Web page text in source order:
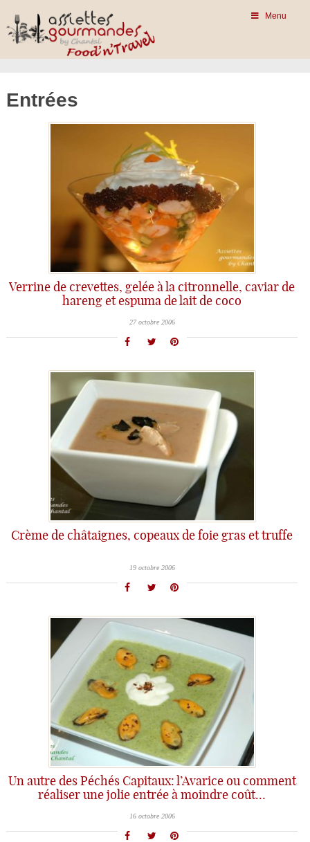
Menu
Entrées
Verrine de crevettes, gelée à la citronnelle, caviar de
hareng et espuma de lait de coco
27 octobre 2006
Crème de châtaignes, copeaux de foie gras et truffe
19 octobre 2006
Un autre des Péchés Capitaux: l’Avarice ou comment
réaliser une jolie entrée à moindre coût…
16 octobre 2006